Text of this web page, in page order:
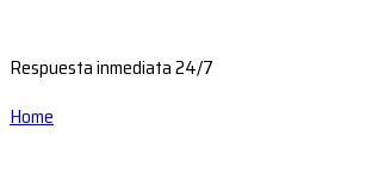
Respuesta inmediata 24/7
Home